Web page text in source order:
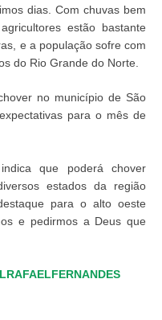
dias. Com chuvas bem
estão bastante
e a população sofre com
do Rio Grande do Norte.
no município de São
para o mês de
que poderá chover
estados da região
para o alto oeste
e pedirmos a Deus que